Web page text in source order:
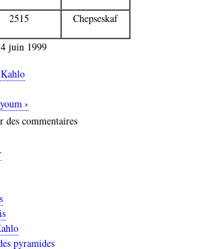
2515 Chepseskaf
juin 1999
›
des commentaires
pyramides